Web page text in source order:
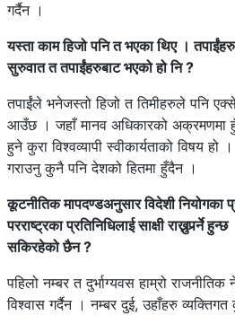
गर्दैन ।
यस्ता काम हिजो पनि त भएका थिए ।
सुरुवात त तपाईंहरुबाट भएको हो नि ?
तपाईंले भनेजस्तो हिजो त तिमीहरुले पनि
आउँछ । जहाँ मानव अधिकारको अक्रमणमा
हुने कुरा विश्वव्यापी स्वीकार्यताको विषय
गराउनु कुनै पनि देशको हितमा हुँदैन ।
कूटनीतिक मापदण्डअनुसार विदेशी नियोगका
परराष्ट्रका प्रतिनिधिलाई साक्षी राख्नुपर्र्ने
सकिरहेको छैन ?
पहिलो नम्बर त दुर्भाग्यवस हाम्रो
विश्वास गर्दैन । नम्बर दुई, उहाँहरु